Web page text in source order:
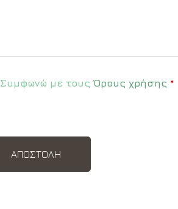
Συμφωνώ με τουςΌρους χρήσης *